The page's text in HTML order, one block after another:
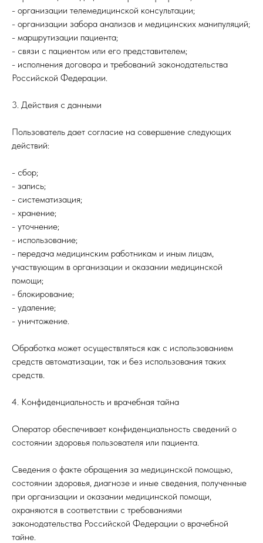
- организации телемедицинской консультации;
- организации забора анализов и медицинских манипуляций;
- маршрутизации пациента;
- связи с пациентом или его представителем;
- исполнения договора и требований законодательства
Российской Федерации.
3. Действия с данными
Пользователь дает согласие на совершение следующих
действий:
- сбор;
- запись;
- систематизация;
- хранение;
- уточнение;
- использование;
- передача медицинским работникам и иным лицам,
участвующим в организации и оказании медицинской
помощи;
- блокирование;
- удаление;
- уничтожение.
Обработка может осуществляться как с использованием
средств автоматизации, так и без использования таких
средств.
4. Конфиденциальность и врачебная тайна
Оператор обеспечивает конфиденциальность сведений о
состоянии здоровья пользователя или пациента.
Сведения о факте обращения за медицинской помощью,
состоянии здоровья, диагнозе и иные сведения, полученные
при организации и оказании медицинской помощи,
охраняются в соответствии с требованиями
законодательства Российской Федерации о врачебной
тайне.